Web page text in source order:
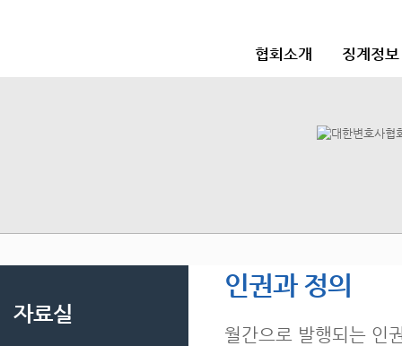
협회소개 징계정
자료실
인권과 정의
월간으로 발행되는 인